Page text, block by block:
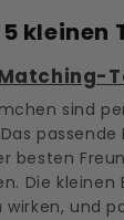
5 kleinen
sind
besten
Die kleinen
und